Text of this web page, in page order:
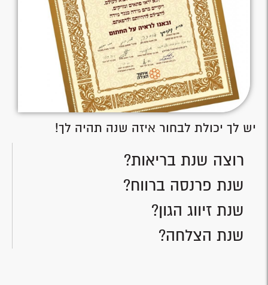
יש לך יכולת לבחור איזה שנה תהיה לך!
רוצה שנת בריאות?
שנת פרנסה ברווח?
שנת זיווג הגון?
שנת הצלחה?